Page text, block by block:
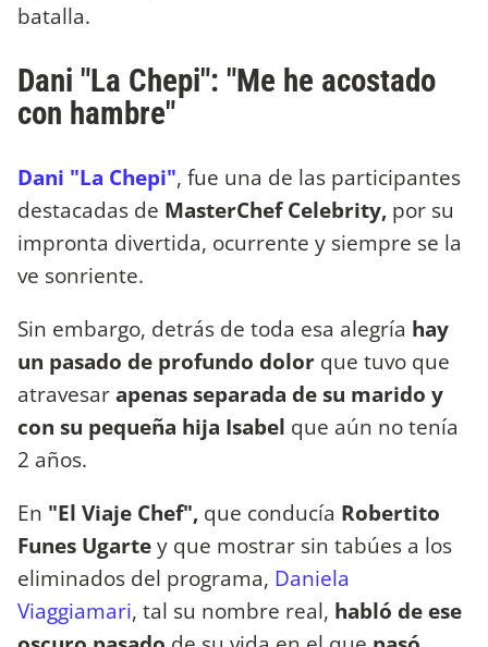
batalla.
Dani "La Chepi": "Me he acostado
con hambre"
Dani "La Chepi", fue una de las participantes
destacadas de MasterChef Celebrity, por su
impronta divertida, ocurrente y siempre se la
ve sonriente.
Sin embargo, detrás de toda esa alegría hay
un pasado de profundo dolor que tuvo que
atravesarapenas separada de su marido y
con su pequeña hija Isabel que aún no tenía
2 años.
En "El Viaje Chef", que conducía Robertito
Funes Ugartey que mostrar sin tabúes a los
eliminados del programa, Daniela
Viaggiamari, tal su nombre real, habló de ese